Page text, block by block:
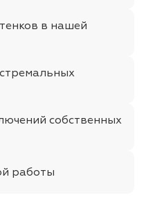
в нашей
собственных
работы